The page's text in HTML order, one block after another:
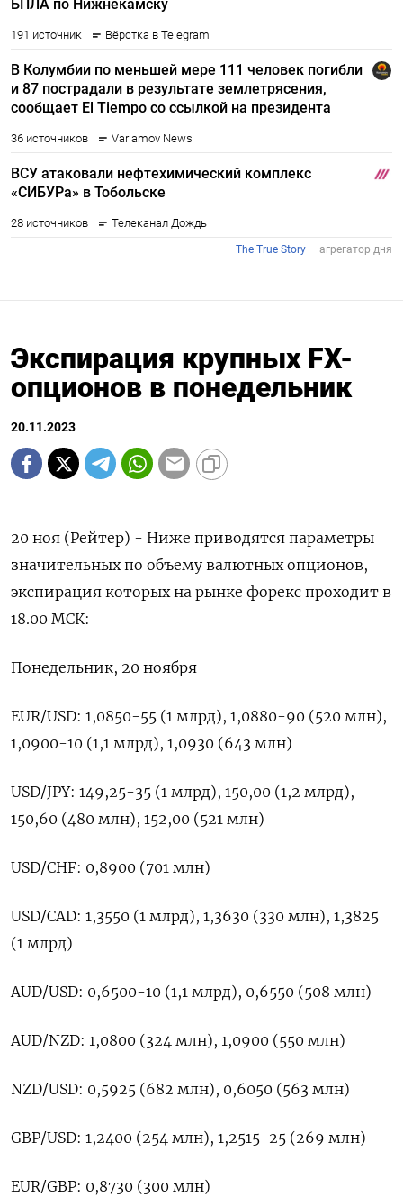
Экспирация крупных FX-
опционов в понедельник
20.11.2023
20 ноя (Рейтер) - Ниже приводятся параметры
значительных по объему валютных опционов,
экспирация которых на рынке форекс проходит в
18.00 МСК:
Понедельник, 20 ноября
EUR/USD: 1,0850-55 (1 млрд), 1,0880-90 (520 млн),
1,0900-10 (1,1 млрд), 1,0930 (643 млн)
USD/JPY: 149,25-35 (1 млрд), 150,00 (1,2 млрд),
150,60 (480 млн), 152,00 (521 млн)
USD/CHF: 0,8900 (701 млн)
USD/CAD: 1,3550 (1 млрд), 1,3630 (330 млн), 1,3825
(1 млрд)
AUD/USD: 0,6500-10 (1,1 млрд), 0,6550 (508 млн)
AUD/NZD: 1,0800 (324 млн), 1,0900 (550 млн)
NZD/USD: 0,5925 (682 млн), 0,6050 (563 млн)
GBP/USD: 1,2400 (254 млн), 1,2515-25 (269 млн)
EUR/GBP: 0,8730 (300 млн)